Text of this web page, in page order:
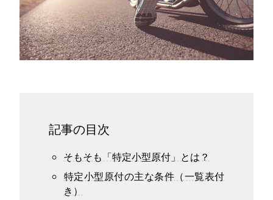
記事の目次
そもそも「特定小型原付」とは？
特定小型原付の主な条件（一覧表付
き）